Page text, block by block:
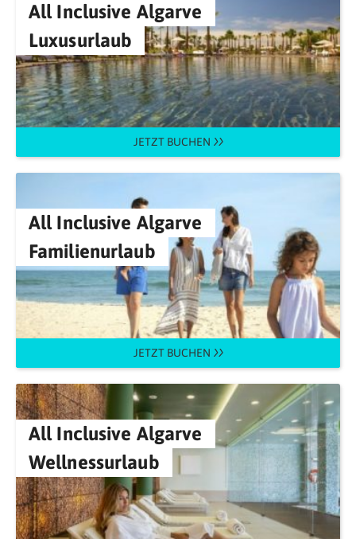
All Inclusive Algarve
Luxusurlaub
JETZT BUCHEN
All Inclusive Algarve
Familienurlaub
JETZT BUCHEN
All Inclusive Algarve
Wellnessurlaub